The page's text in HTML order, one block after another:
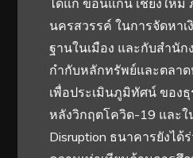
ได้แก่ ขอนแก่น เชียงใหม่
นครสวรรค์ ในการจัดหา
ฐานในเมือง และกับสำนั
กำกับหลักทรัพย์และตลาด
เพื่อประเมินภูมิทัศน์ ของ
หลังวิกฤตโควิด-19 และใ
Disruption ธนาคารยังไ